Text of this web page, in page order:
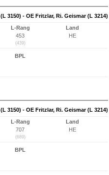
3150) - OE Fritzlar, Ri. Geismar (L 3214)
L-Rang
453
(439)
Land
HE
BPL
3150) - OE Fritzlar, Ri. Geismar (L 3214)
L-Rang
707
(689)
Land
HE
BPL